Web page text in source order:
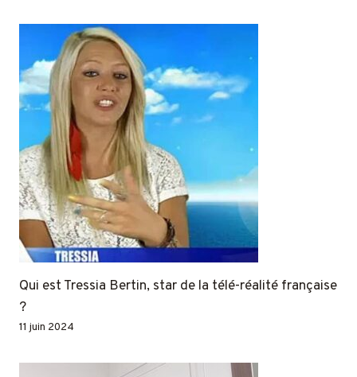
Qui est Tressia Bertin, star de la télé-réalité française
?
11 juin 2024